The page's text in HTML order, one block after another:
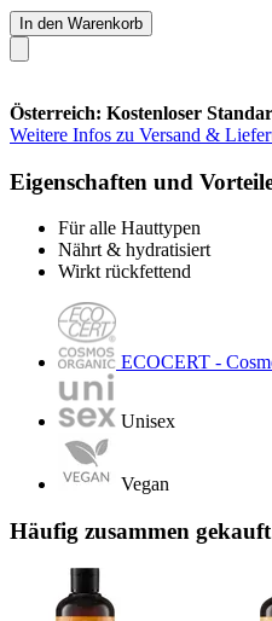
In den Warenkorb
Österreich: Kostenloser
Weitere Infos zu Versand &
Eigenschaften und
Für alle Hauttypen
Nährt & hydratisiert
Wirkt rückfettend
ECOCERT -
Unisex
Vegan
Häufig zusammen